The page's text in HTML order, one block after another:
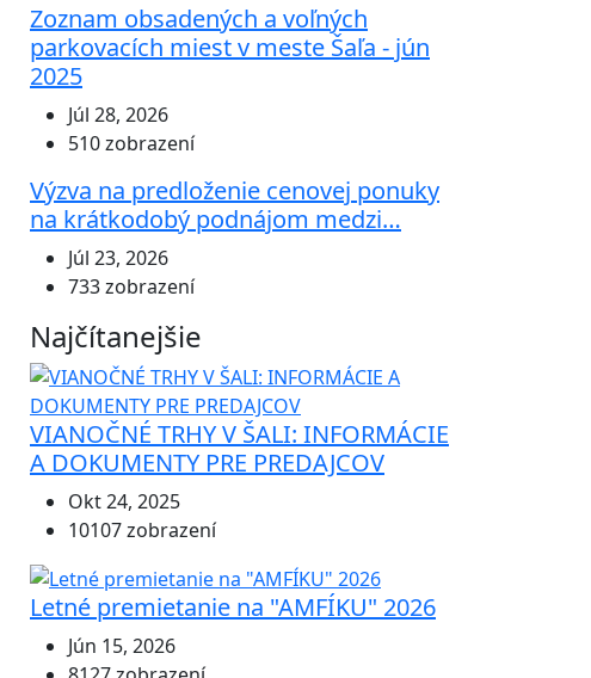
Zoznam obsadených a voľných
parkovacích miest v meste Šaľa - jún
2025
Júl 28, 2026
510 zobrazení
Výzva na predloženie cenovej ponuky
na krátkodobý podnájom medzi…
Júl 23, 2026
733 zobrazení
Najčítanejšie
VIANOČNÉ TRHY V ŠALI: INFORMÁCIE
A DOKUMENTY PRE PREDAJCOV
Okt 24, 2025
10107 zobrazení
Letné premietanie na "AMFÍKU" 2026
Jún 15, 2026